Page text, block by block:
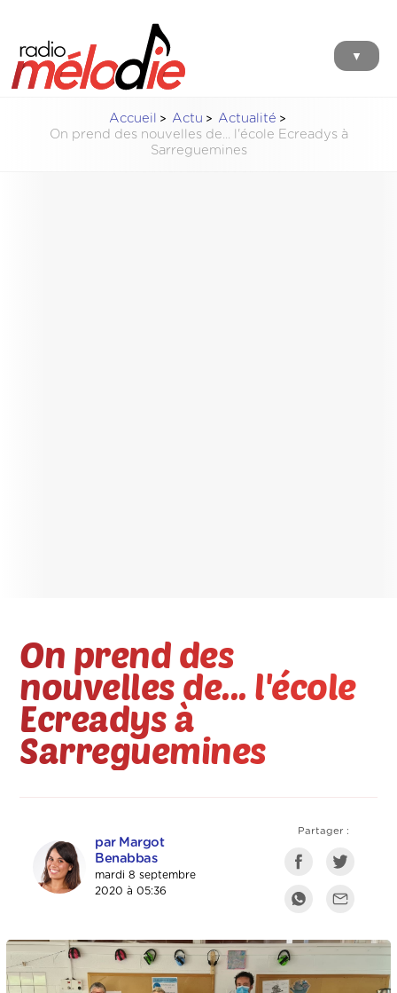
▼
Accueil Actu
Actualité
On prend des nouvelles de... l'école Ecreadys à
Sarreguemines
On prend des
nouvelles de... l'école
Ecreadys à
Sarreguemines
par Margot
Benabbas
mardi 8 septembre
2020 à 05:36
Partager :